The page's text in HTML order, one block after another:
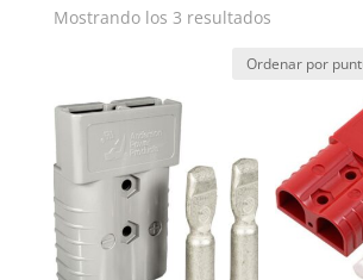
Mostrando los 3 resultadosOrdenado
puntuación